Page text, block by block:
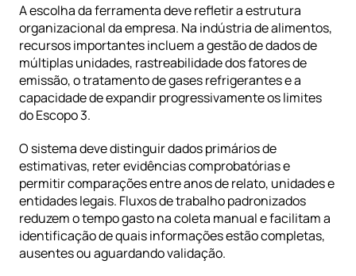
A escolha da ferramenta deve refletir a estrutura
organizacional da empresa. Na indústria de alimentos,
recursos importantes incluem a gestão de dados de
múltiplas unidades, rastreabilidade dos fatores de
emissão, o tratamento de gases refrigerantes e a
capacidade de expandir progressivamente os limites
do Escopo 3.
O sistema deve distinguir dados primários de
estimativas, reter evidências comprobatórias e
permitir comparações entre anos de relato, unidades e
entidades legais. Fluxos de trabalho padronizados
reduzem o tempo gasto na coleta manual e facilitam a
identificação de quais informações estão completas,
ausentes ou aguardando validação.